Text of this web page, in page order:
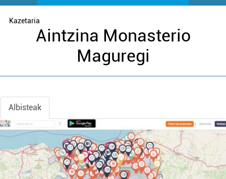
Kazetaria
Aintzina Monasterio
Maguregi
Albisteak